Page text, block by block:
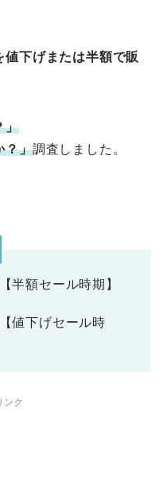
下げまたは半額で販
」
？」調査しました。
半額セール時期】
値下げセール時
ンク